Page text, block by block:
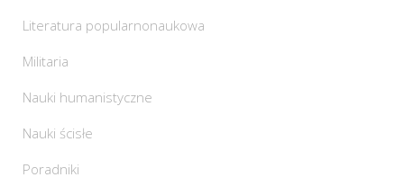
Literatura popularnonaukowa
Militaria
Nauki humanistyczne
Nauki ścisłe
Poradniki